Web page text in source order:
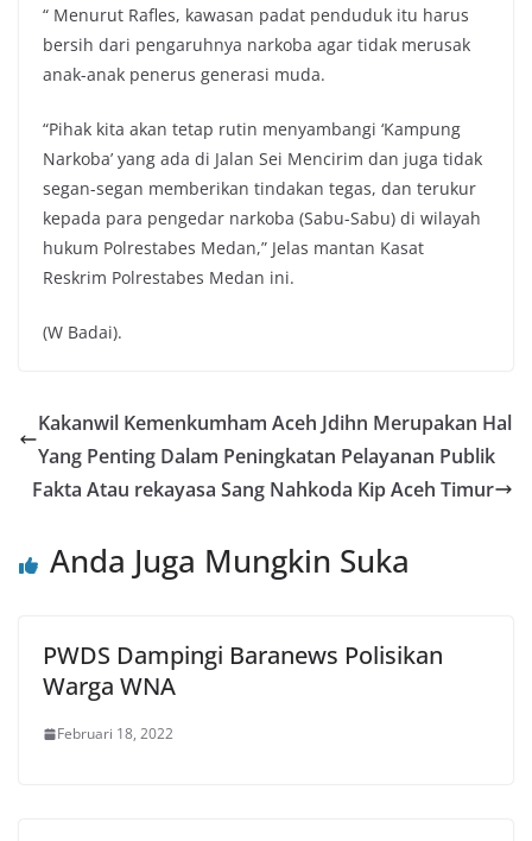
“ Menurut Rafles, kawasan padat penduduk itu harus
bersih dari pengaruhnya narkoba agar tidak merusak
anak-anak penerus generasi muda.
“Pihak kita akan tetap rutin menyambangi ‘Kampung
Narkoba’ yang ada di Jalan Sei Mencirim dan juga tidak
segan-segan memberikan tindakan tegas, dan terukur
kepada para pengedar narkoba (Sabu-Sabu) di wilayah
hukum Polrestabes Medan,” Jelas mantan Kasat
Reskrim Polrestabes Medan ini.
(W Badai).
Kakanwil Kemenkumham Aceh Jdihn Merupakan Hal
Yang Penting Dalam Peningkatan Pelayanan Publik
Fakta Atau rekayasa Sang Nahkoda Kip Aceh Timur
Anda Juga Mungkin Suka
PWDS Dampingi Baranews Polisikan
Warga WNA
Februari 18, 2022